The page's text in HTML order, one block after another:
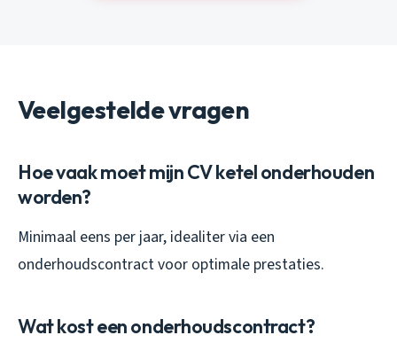
Veelgestelde vragen
Hoe vaak moet mijn CV ketel onderhouden
worden?
Minimaal eens per jaar, idealiter via een
onderhoudscontract voor optimale prestaties.
Wat kost een onderhoudscontract?